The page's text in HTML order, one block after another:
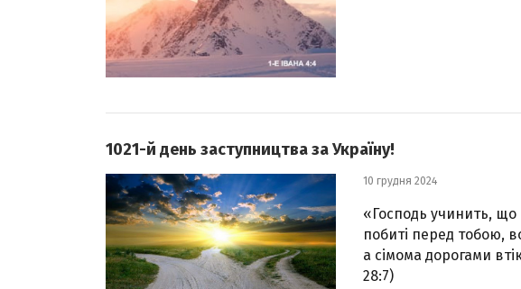
1021-й день заступництва за Україну!
10 грудня 2024
«Господь учинить, що
побиті перед тобою,
а сімома дорогами
28:7)